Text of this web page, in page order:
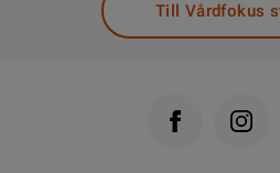
Till Vårdfokus